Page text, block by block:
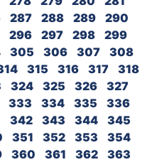
287 288 289
290
296 297 298
299
305 306 307
308
315 316 317
318
324 325 326
327
333 334 335
336
342 343 344
345
351 352 353
354
360 361 362
363